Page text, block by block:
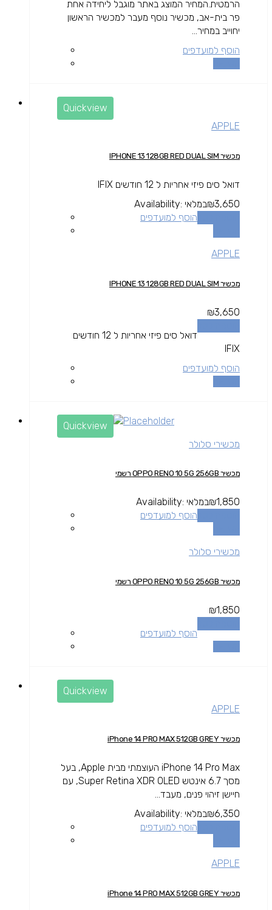
הרמטית.המחיר המוצג באתר מוגבל ליחידה אחת
פר בית-אב, מכשיר נוסף מעבר למכשיר הראשון
יחוייב במחיר...
הוסף למועדפים
Quickview
APPLE
מכשיר IPHONE 13 128GB RED DUAL SIM
דואל סים פיזי אחריות ל 12 חודשים IFIX
₪3,650
Availability: במלאי
הוסף למועדפים
APPLE
מכשיר IPHONE 13 128GB RED DUAL SIM
₪3,650
דואל סים פיזי אחריות ל 12 חודשים
IFIX
הוסף למועדפים
Quickview
מכשירי סלולר
מכשיר OPPO RENO 10 5G 256GB רשמי
₪1,850
Availability: במלאי
הוסף למועדפים
מכשירי סלולר
מכשיר OPPO RENO 10 5G 256GB רשמי
₪1,850
הוסף למועדפים
Quickview
APPLE
מכשיר iPhone 14 PRO MAX 512GB GREY
iPhone 14 Pro Max העוצמתי מבית Apple, בעל
מסך 6.7 אינטש Super Retina XDR OLED, עם
חיישן זיהוי פנים, מעבד...
₪6,350
Availability: במלאי
הוסף למועדפים
APPLE
מכשיר iPhone 14 PRO MAX 512GB GREY